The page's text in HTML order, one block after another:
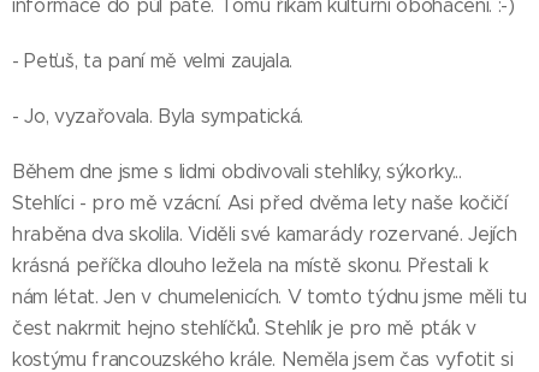
informace do půl páté. Tomu říkám kulturní obohacení. :-)
- Peťuš, ta paní mě velmi zaujala.
- Jo, vyzařovala. Byla sympatická.
Během dne jsme s lidmi obdivovali stehlíky, sýkorky...
Stehlíci - pro mě vzácní. Asi před dvěma lety naše kočičí
hraběna dva skolila. Viděli své kamarády rozervané. Jejích
krásná peříčka dlouho ležela na místě skonu. Přestali k
nám létat. Jen v chumelenicích. V tomto týdnu jsme měli tu
čest nakrmit hejno stehlíčků. Stehlík je pro mě pták v
kostýmu francouzského krále. Neměla jsem čas vyfotit si